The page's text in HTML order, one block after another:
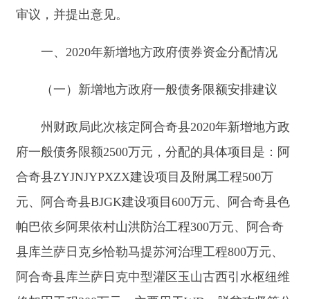
府一般债务限额2500万元，
元、阿合奇县BJGK建设项目600万元、阿合奇县色
县库兰萨日克乡恰勒马提苏河治理工程800万元、
阿合奇县库兰萨日克中型灌区玉山古西引水枢纽维
益性项目支出。
阿合奇县按照上级下达的新增债务资金限额分
万元、阿合奇县色帕巴依乡阿果依村山洪防治工程
300万元、阿合奇县库兰萨日克乡恰勒马提苏河治